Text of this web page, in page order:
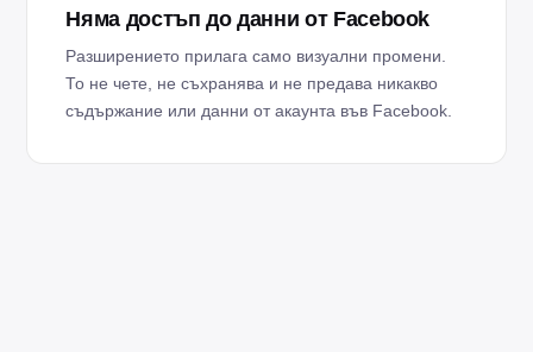
Няма достъп до данни от Facebook
Разширението прилага само визуални промени.
То не чете, не съхранява и не предава никакво
съдържание или данни от акаунта във Facebook.